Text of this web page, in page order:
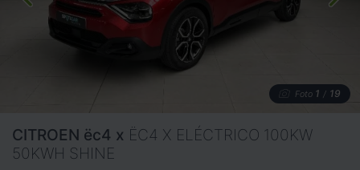
Foto 1 / 19
CITROEN ëc4 x ËC4 X ELÉCTRICO 100KW
50KWH SHINE